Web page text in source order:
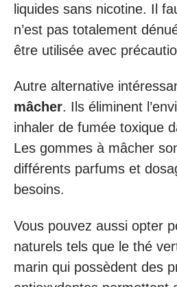
liquides sans nicotine. Il
n’est pas totalement
être utilisée avec
Autre alternative
mâcher. Ils éliminent
inhaler de fumée toxique
Les gommes à mâcher
différents parfums et
besoins.
Vous pouvez aussi opter
naturels tels que le thé
marin qui possèdent des